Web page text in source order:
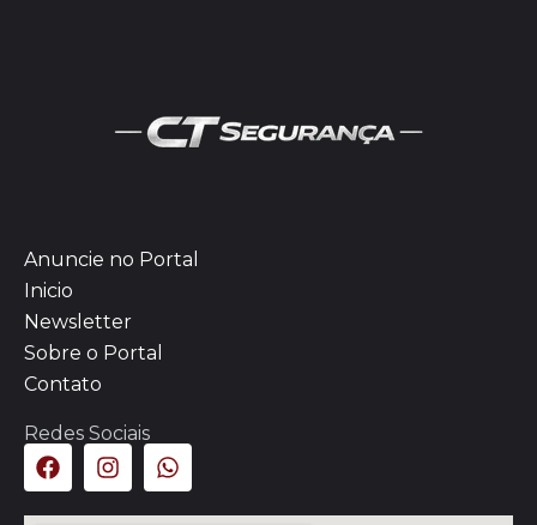
Anuncie no Portal
Inicio
Newsletter
Sobre o Portal
Contato
Redes Sociais